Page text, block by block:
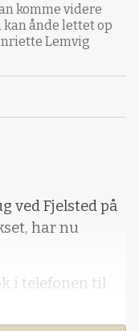
komme videre
kan ånde lettet op
Lemvig
ved Fjelsted på
har nu
i telefonen til